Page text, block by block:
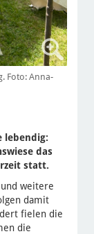
Foto: Anna-
lebendig:
das
statt.
weitere
damit
fielen die
die